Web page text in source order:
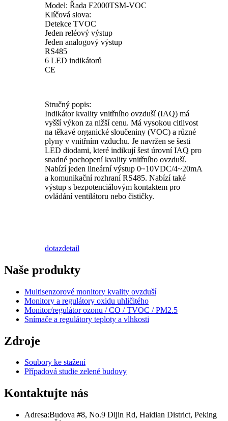
Model: Řada F2000TSM-VOC
Klíčová slova:
Detekce TVOC
Jeden reléový výstup
Jeden analogový výstup
RS485
6 LED indikátorů
CE
Stručný popis:
Indikátor kvality vnitřního ovzduší (IAQ) má
vyšší výkon za nižší cenu. Má vysokou citlivost
na těkavé organické sloučeniny (VOC) a různé
plyny v vnitřním vzduchu. Je navržen se šesti
LED diodami, které indikují šest úrovní IAQ pro
snadné pochopení kvality vnitřního ovzduší.
Nabízí jeden lineární výstup 0~10VDC/4~20mA
a komunikační rozhraní RS485. Nabízí také
výstup s bezpotenciálovým kontaktem pro
ovládání ventilátoru nebo čističky.
dotazdetail
Naše produkty
Multisenzorové monitory kvality ovzduší
Monitory a regulátory oxidu uhličitého
Monitor/regulátor ozonu / CO / TVOC / PM2.5
Snímače a regulátory teploty a vlhkosti
Zdroje
Soubory ke stažení
Případová studie zelené budovy
Kontaktujte nás
Adresa:Budova #8, No.9 Dijin Rd, Haidian District, Peking